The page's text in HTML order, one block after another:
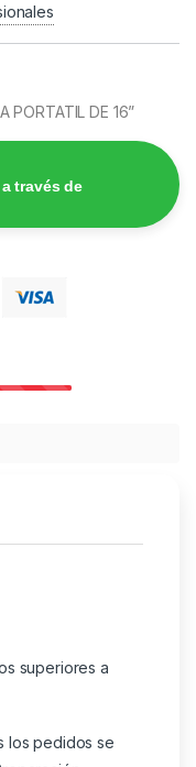
PORTATIL DE 16”
través de
superiores a
los pedidos se